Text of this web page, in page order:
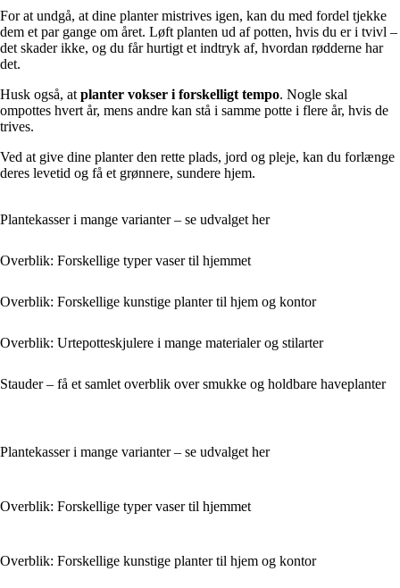
For at undgå, at dine planter mistrives igen, kan du med fordel tjekke
dem et par gange om året. Løft planten ud af potten, hvis du er i tvivl –
det skader ikke, og du får hurtigt et indtryk af, hvordan rødderne har
det.
Husk også, at planter vokser i forskelligt tempo. Nogle skal
ompottes hvert år, mens andre kan stå i samme potte i flere år, hvis de
trives.
Ved at give dine planter den rette plads, jord og pleje, kan du forlænge
deres levetid og få et grønnere, sundere hjem.
Plantekasser i mange varianter – se udvalget her
Overblik: Forskellige typer vaser til hjemmet
Overblik: Forskellige kunstige planter til hjem og kontor
Overblik: Urtepotteskjulere i mange materialer og stilarter
Stauder – få et samlet overblik over smukke og holdbare haveplanter
Plantekasser i mange varianter – se udvalget her
Overblik: Forskellige typer vaser til hjemmet
Overblik: Forskellige kunstige planter til hjem og kontor